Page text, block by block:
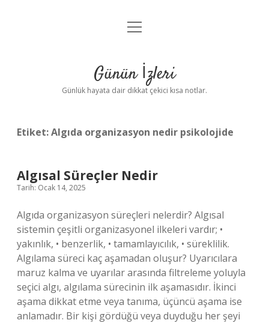
Anasayfa
Yasal Uyarı
menüyü
Günün İzleri
Günlük hayata dair dikkat çekici kısa notlar.
Etiket:Algıda organizasyon nedir psikolojide
Algısal Süreçler Nedir
Tarih: Ocak 14, 2025
Algıda organizasyon süreçleri nelerdir? Algısal
sistemin çeşitli organizasyonel ilkeleri vardır; •
yakınlık, • benzerlik, • tamamlayıcılık, • süreklilik.
Algılama süreci kaç aşamadan oluşur? Uyarıcılara
maruz kalma ve uyarılar arasında filtreleme yoluyla
seçici algı, algılama sürecinin ilk aşamasıdır. İkinci
aşama dikkat etme veya tanıma, üçüncü aşama ise
anlamadır. Bir kişi gördüğü veya duyduğu her şeyi